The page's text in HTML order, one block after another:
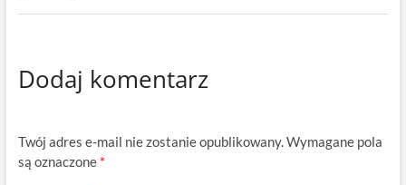
Dodaj komentarz
Twój adres e-mail nie zostanie opublikowany.Wymagane pola
są oznaczone *